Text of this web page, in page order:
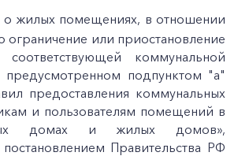
о жилых помещениях, в отношении
ограничение или приостановление
соответствующей коммунальной
предусмотренном подпунктом "а"
предоставления коммунальных
и пользователям помещений в
домах и жилых домов»,
Правительства РФ